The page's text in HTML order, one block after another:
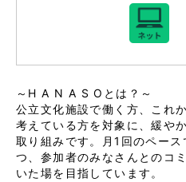
～H A N A S Oとは？～
公立文化施設で働く方、これ
考えている方を対象に、緩や
取り組みです。月1回のペー
つ、参加者のみなさんとのコ
いた場を目指しています。